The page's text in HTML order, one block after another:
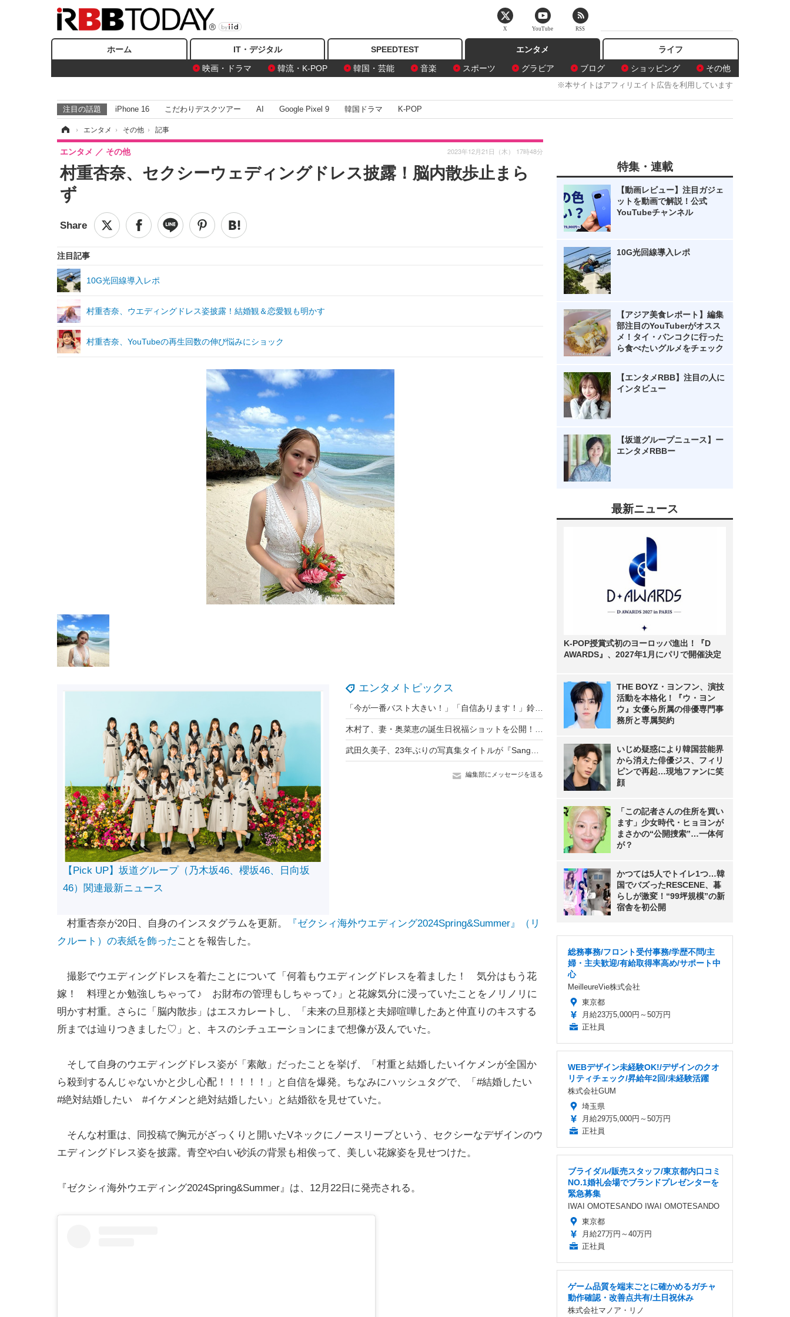
ホーム IT・デジタル SPEEDTEST
エンタメ
映画・ドラマ
韓流・K-POP 韓国・芸能 音楽 スポーツ グラビア ブログ ショッピング その他
ライフ
※本サイトはアフィリエイト広告を利用しています
注目の話題 iPhone 16 こだわりデスクツアー AI Google Pixel 9 韓国ドラマ K-POP
› エンタメ › その他 › 記事
村重杏奈、セクシーウェディングドレス披露！脳内散歩止まら
ず
エンタメ その他 2023年12月21日（木） 17時48分
注目記事
10G光回線導入レポ
村重杏奈、ウエディングドレス姿披露！結婚観＆恋愛観も明かす
村重杏奈、YouTubeの再生回数の伸び悩みにショック
エンタメトピックス
編集部にメッセージを送る
【Pick UP】坂道グループ（乃木坂46、櫻坂46、日向坂
46）関連最新ニュース
村重杏奈が20日、自身のインスタグラムを更新。
『ゼクシィ海外ウエディング2024Spring&Summer』（リ
クルート）の表紙を飾った ことを報告した。
撮影でウエディングドレスを着たことについて「何着もウエディングドレスを着ました！ 気分はもう花
嫁！ 料理とか勉強しちゃって♪ お財布の管理もしちゃって♪」と花嫁気分に浸っていたことをノリノリに
明かす村重。さらに「脳内散歩」はエスカレートし、「未来の旦那様と夫婦喧嘩したあと仲直りのキスする
所までは辿りつきました♡」と、キスのシチュエーションにまで想像が及んでいた。
そして自身のウエディングドレス姿が「素敵」だったことを挙げ、「村重と結婚したいイケメンが全国か
ら殺到するんじゃないかと少し心配！！！！！」と自信を爆発。ちなみにハッシュタグで、「#結婚したい
#絶対結婚したい #イケメンと絶対結婚したい」と結婚欲を見せていた。
そんな村重は、同投稿で胸元がざっくりと開いたVネックにノースリーブという、セクシーなデザインのウ
エディングドレス姿を披露。青空や白い砂浜の背景も相俟って、美しい花嫁姿を見せつけた。
『ゼクシィ海外ウエディング2024Spring&Summer』は、12月22日に発売される。
特集・連載
【動画レビュー】注目ガジェ
ットを動画で解説！公式
YouTubeチャンネル
10G光回線導入レポ
【アジア美食レポート】編集
部注目のYouTuberがオスス
メ！タイ・バンコクに行った
ら食べたいグルメをチェック
【エンタメRBB】注目の人に
インタビュー
【坂道グループニュース】ー
エンタメRBBー
最新ニュース
K-POP授賞式初のヨーロッパ進出！『D
AWARDS』、2027年1月にパリで開催決定
THE BOYZ・ヨンフン、演技
活動を本格化！『ウ・ヨン
ウ』女優ら所属の俳優専門事
務所と専属契約
いじめ疑惑により韓国芸能界
から消えた俳優ジス、フィリ
ピンで再起…現地ファンに笑
顔
「この記者さんの住所を買い
ます」少女時代・ヒョヨンが
まさかの“公開捜索”…一体何
が？
かつては5人でトイレ1つ…韓
国でバズったRESCENE、暮
らしが激変！“99坪規模”の新
宿舎を初公開
総務事務/フロント受付事務/学歴不問/主
婦・主夫歓迎/有給取得率高め/サポート中
心
MeilleureVie株式会社
東京都
月給23万5,000円～50万円
正社員
WEBデザイン未経験OK!/デザインのクオ
リティチェック/昇給年2回/未経験活躍
株式会社GUM
埼玉県
月給29万5,000円～50万円
正社員
ブライダル/販売スタッフ/東京都内口コミ
NO.1婚礼会場でブランドプレゼンターを
緊急募集
IWAI OMOTESANDO IWAI OMOTESANDO
東京都
月給27万円～40万円
正社員
ゲーム品質を端末ごとに確かめるガチャ
動作確認・改善点共有/土日祝休み
株式会社マノア・リノ
X YouTube RSS